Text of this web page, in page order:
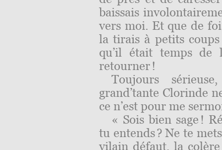
baissais
vers moi. Et que de
la tirais à petits
qu’il était temps
retourner !
Toujours
grand’tante Clorinde
ce n’est pour me
« Sois bien sage !
tu entends ? Ne te
vilain défaut, la colère